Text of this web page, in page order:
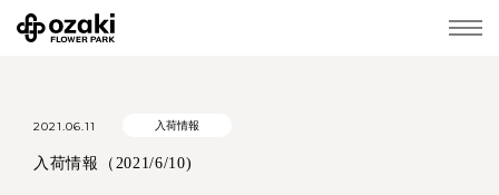
2021.06.11 入荷情報
入荷情報（2021/6/10)